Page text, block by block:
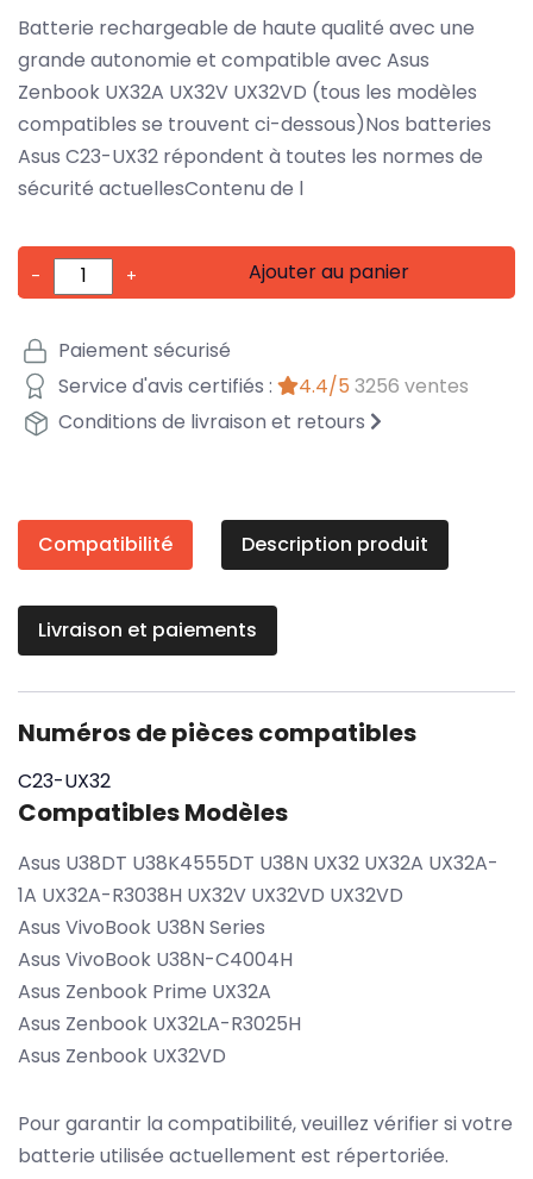
Batterie rechargeable de haute qualité avec une
grande autonomie et compatible avec Asus
Zenbook UX32A UX32V UX32VD (tous les modèles
compatibles se trouvent ci-dessous)Nos batteries
Asus C23-UX32 répondent à toutes les normes de
sécurité actuellesContenu de l
- + Ajouter au panier
Paiement sécurisé
Service d'avis certifiés :
4.4/5 3256 ventes
Conditions de livraison et retours
Compatibilité Description produit
Livraison et paiements
Numéros de pièces compatibles
C23-UX32
Compatibles Modèles
Asus U38DT U38K4555DT U38N UX32 UX32A UX32A-
1A UX32A-R3038H UX32V UX32VD UX32VD
Asus VivoBook U38N Series
Asus VivoBook U38N-C4004H
Asus Zenbook Prime UX32A
Asus Zenbook UX32LA-R3025H
Asus Zenbook UX32VD
Pour garantir la compatibilité, veuillez vérifier si votre
batterie utilisée actuellement est répertoriée.